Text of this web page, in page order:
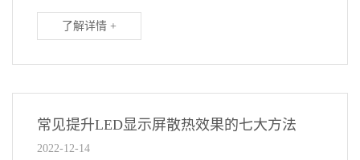
了解详情 +
常见提升LED显示屏散热效果的七大方法
2022-12-14